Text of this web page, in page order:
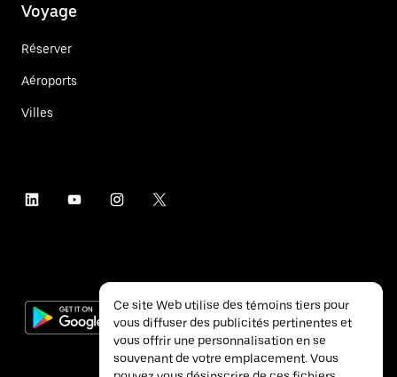
Voyage
Réserver
Aéroports
Villes
Ce site Web utilise des témoins tiers pour
vous diffuser des publicités pertinentes et
vous offrir une personnalisation en se
souvenant de votre emplacement. Vous